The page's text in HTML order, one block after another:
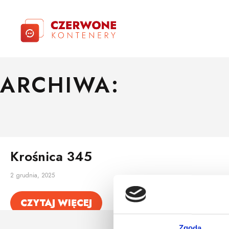
ARCHIWA:
Krośnica 345
2 grudnia, 2025
CZYTAJ WIĘCEJ